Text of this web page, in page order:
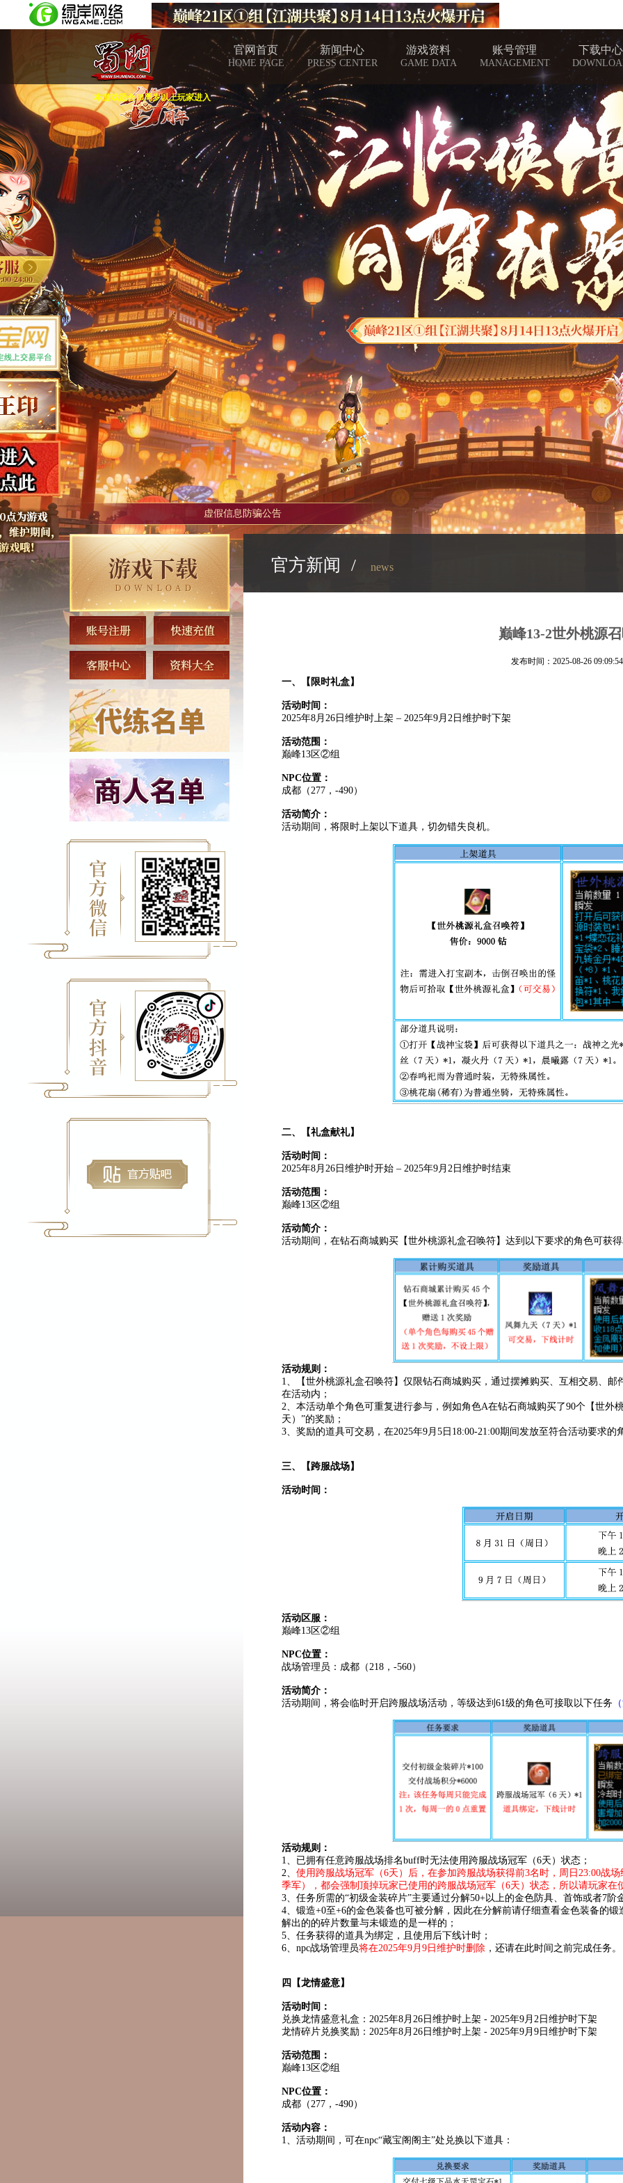
官网首页
HOME PAGE
新闻中心
PRESS CENTER
游戏资料
GAME DATA
账号管理
MANAGEMENT
下载中心
本游戏适合18周岁以上玩家进入
虚假信息防骗公告
官方新闻 / news
巅峰13-2世外桃源
发布时间：2025-08-26 09:09:54
一、【限时礼盒】
活动时间：
2025年8月26日维护时上架 – 2025年9月2日维护时下架
活动范围：
巅峰13区②组
NPC位置：
成都（277，-490）
活动简介：
活动期间，将限时上架以下道具，切勿错失良机。
二、【礼盒献礼】
活动时间：
2025年8月26日维护时开始 – 2025年9月2日维护时结束
活动范围：
巅峰13区②组
活动简介：
活动期间，在钻石商城购买【世外桃源礼盒召唤符】达到以下要求的角色可获
活动规则：
1、【世外桃源礼盒召唤符】仅限钻石商城购买，通过摆摊购买、互相交易、
在活动内；
2、本活动单个角色可重复进行参与，例如角色A在钻石商城购买了90个【世外
天）”的奖励；
3、奖励的道具可交易，在2025年9月5日18:00-21:00期间发放至符合活动要求的
三、【跨服战场】
活动时间：
活动区服：
巅峰13区②组
NPC位置：
战场管理员：成都（218，-560）
活动简介：
活动期间，将会临时开启跨服战场活动，等级达到61级的角色可接取以下任务
活动规则：
1、已拥有任意跨服战场排名buff时无法使用跨服战场冠军（6天）状态；
2、 使用跨服战场冠军（6天）后，在参加跨服战场获得前3名时，周日23:00战
季军），都会强制顶掉玩家已使用的跨服战场冠军（6天）状态，所以请玩家
3、任务所需的“初级金装碎片”主要通过分解50+以上的金色防具、首饰或者7阶
4、锻造+0至+6的金色装备也可被分解，因此在分解前请仔细查看金色装备的
解出的的碎片数量与未锻造的是一样的；
5、任务获得的道具为绑定，且使用后下线计时；
6、npc战场管理员将在2025年9月9日维护时删除 ，还请在此时间之前完成任务。
四【龙情盛意】
活动时间：
兑换龙情盛意礼盒：2025年8月26日维护时上架 - 2025年9月2日维护时下架
龙情碎片兑换奖励：2025年8月26日维护时上架 - 2025年9月9日维护时下架
活动范围：
巅峰13区②组
NPC位置：
成都（277，-490）
活动内容：
1、活动期间，可在npc“藏宝阁阁主”处兑换以下道具：